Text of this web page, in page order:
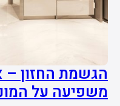
הגשמת החזון –
משפיעה על